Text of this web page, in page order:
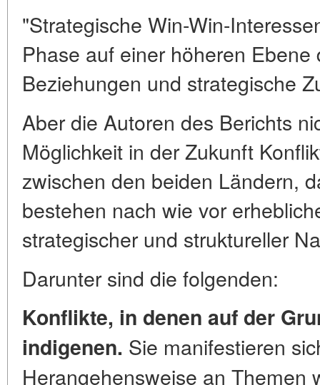
"Strategische Win-Win-
Phase auf einer höheren
Beziehungen und strategische
Aber die Autoren des Berichts
Möglichkeit in der Zukunft
zwischen den beiden Ländern,
bestehen nach wie vor
strategischer und struktureller
Darunter sind die folgenden:
Konflikte, in denen auf der
indigenen. Sie manifestieren
Herangehensweise an Themen